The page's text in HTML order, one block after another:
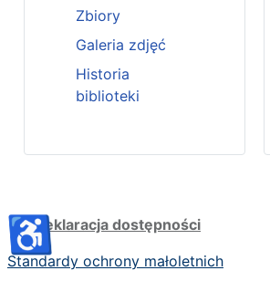
Zbiory
Galeria zdjęć
Historia
biblioteki
Deklaracja dostępności
Standardy ochrony małoletnich